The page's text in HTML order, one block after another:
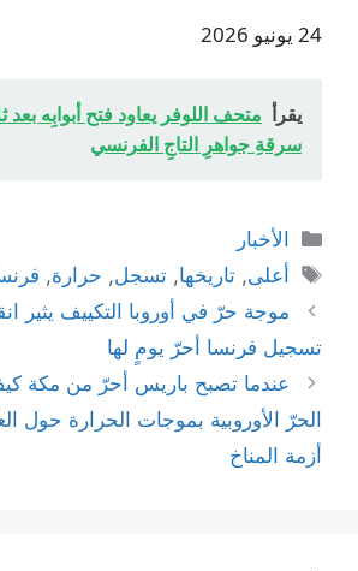
24 يونيو 2026
يقرأ متحف اللوفر يعاود فتح أبوابِه بعد
سرقةِ جواهرِ التاجِ الفرنسي
التصنيفات
الأخبار
الوسوم
أعلى,تاريخها,تسجل, حرارة,
موجة حرّ في أوروبا التكييف يثير
تسجيل فرنسا أحرّ يومٍ لها
عندما تصبح باريس أحرّ من مكة
الحرّ الأوروبية بموجات الحرارة حول
أزمة المناخ